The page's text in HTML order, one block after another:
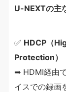
U-NEXTの主
✅ HDCP（
Protection）
➡ HDMI経由
イスでの録画